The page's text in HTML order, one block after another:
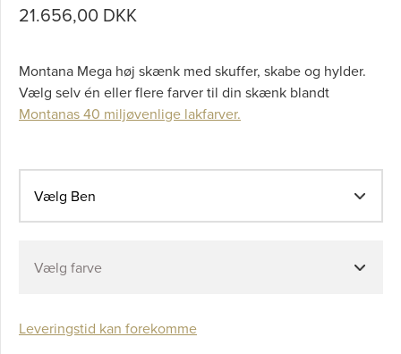
21.656,00 DKK
Montana Mega høj skænk med skuffer, skabe og hylder.
Vælg selv én eller flere farver til din skænk blandt
Montanas 40 miljøvenlige lakfarver.
Vælg Ben
Vælg farve
Leveringstid kan forekomme